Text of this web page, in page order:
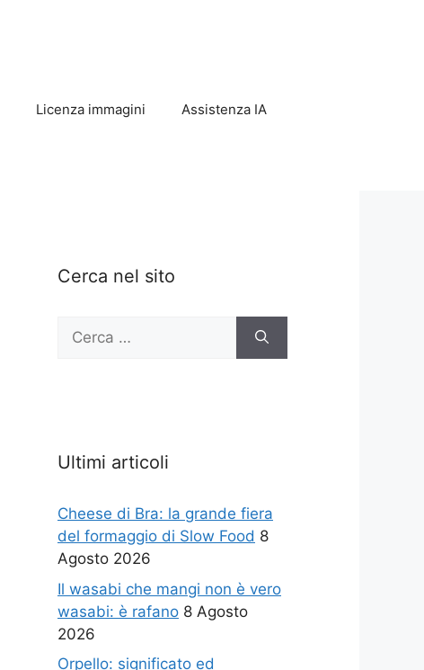
Licenza immagini Assistenza IA
Cerca nel sito
Ricerca
Ultimi articoli
Cheese di Bra: la grande fiera
del formaggio di Slow Food 8
Agosto 2026
Il wasabi che mangi non è vero
wasabi: è rafano 8 Agosto
2026
Orpello: significato ed